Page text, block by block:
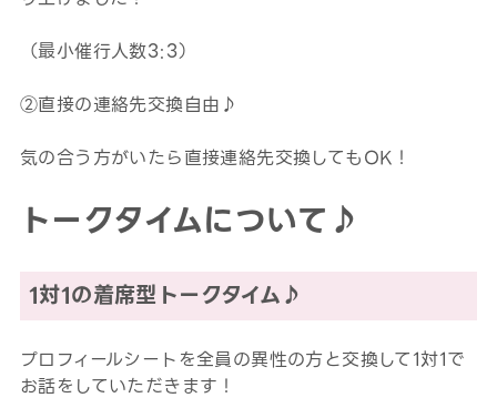
（最小催行人数3:3）
②直接の連絡先交換自由♪
気の合う方がいたら直接連絡先交換してもOK！
トークタイムについて♪
1対1の着席型トークタイム♪
プロフィールシートを全員の異性の方と交換して1対1で
お話をしていただきます！